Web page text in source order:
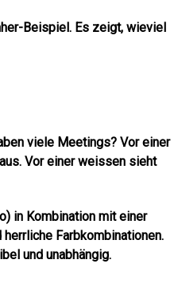
Beispiel. Es zeigt, wieviel
viele Meetings? Vor einer
Vor einer weissen sieht
in Kombination mit einer
Farbkombinationen.
und unabhängig.